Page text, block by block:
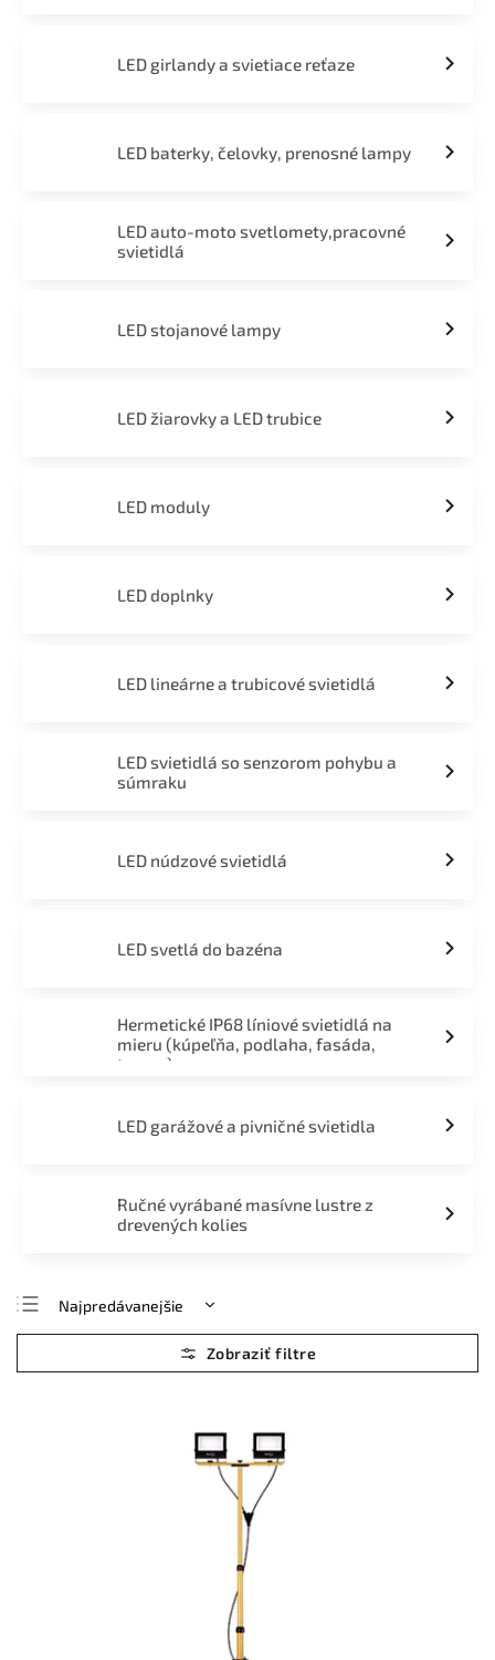
LED girlandy a svietiace reťaze
LED baterky, čelovky, prenosné lampy
LED auto-moto svetlomety,pracovné
svietidlá
LED stojanové lampy
LED žiarovky a LED trubice
LED moduly
LED doplnky
LED lineárne a trubicové svietidlá
LED svietidlá so senzorom pohybu a
súmraku
LED núdzové svietidlá
LED svetlá do bazéna
Hermetické IP68 líniové svietidlá na
mieru (kúpeľňa, podlaha, fasáda,
terasa)
LED garážové a pivničné svietidla
Ručné vyrábané masívne lustre z
drevených kolies
Najpredávanejšie
Najlacnejšie
Najdrahšie